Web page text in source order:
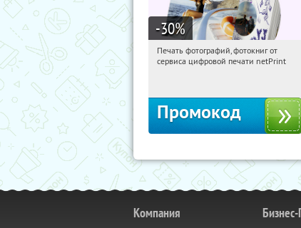
-30%
20:27:20 Получили:
Печать фотографий, фотокниг от
сервиса цифровой печати netPrint
Промокод
Компания